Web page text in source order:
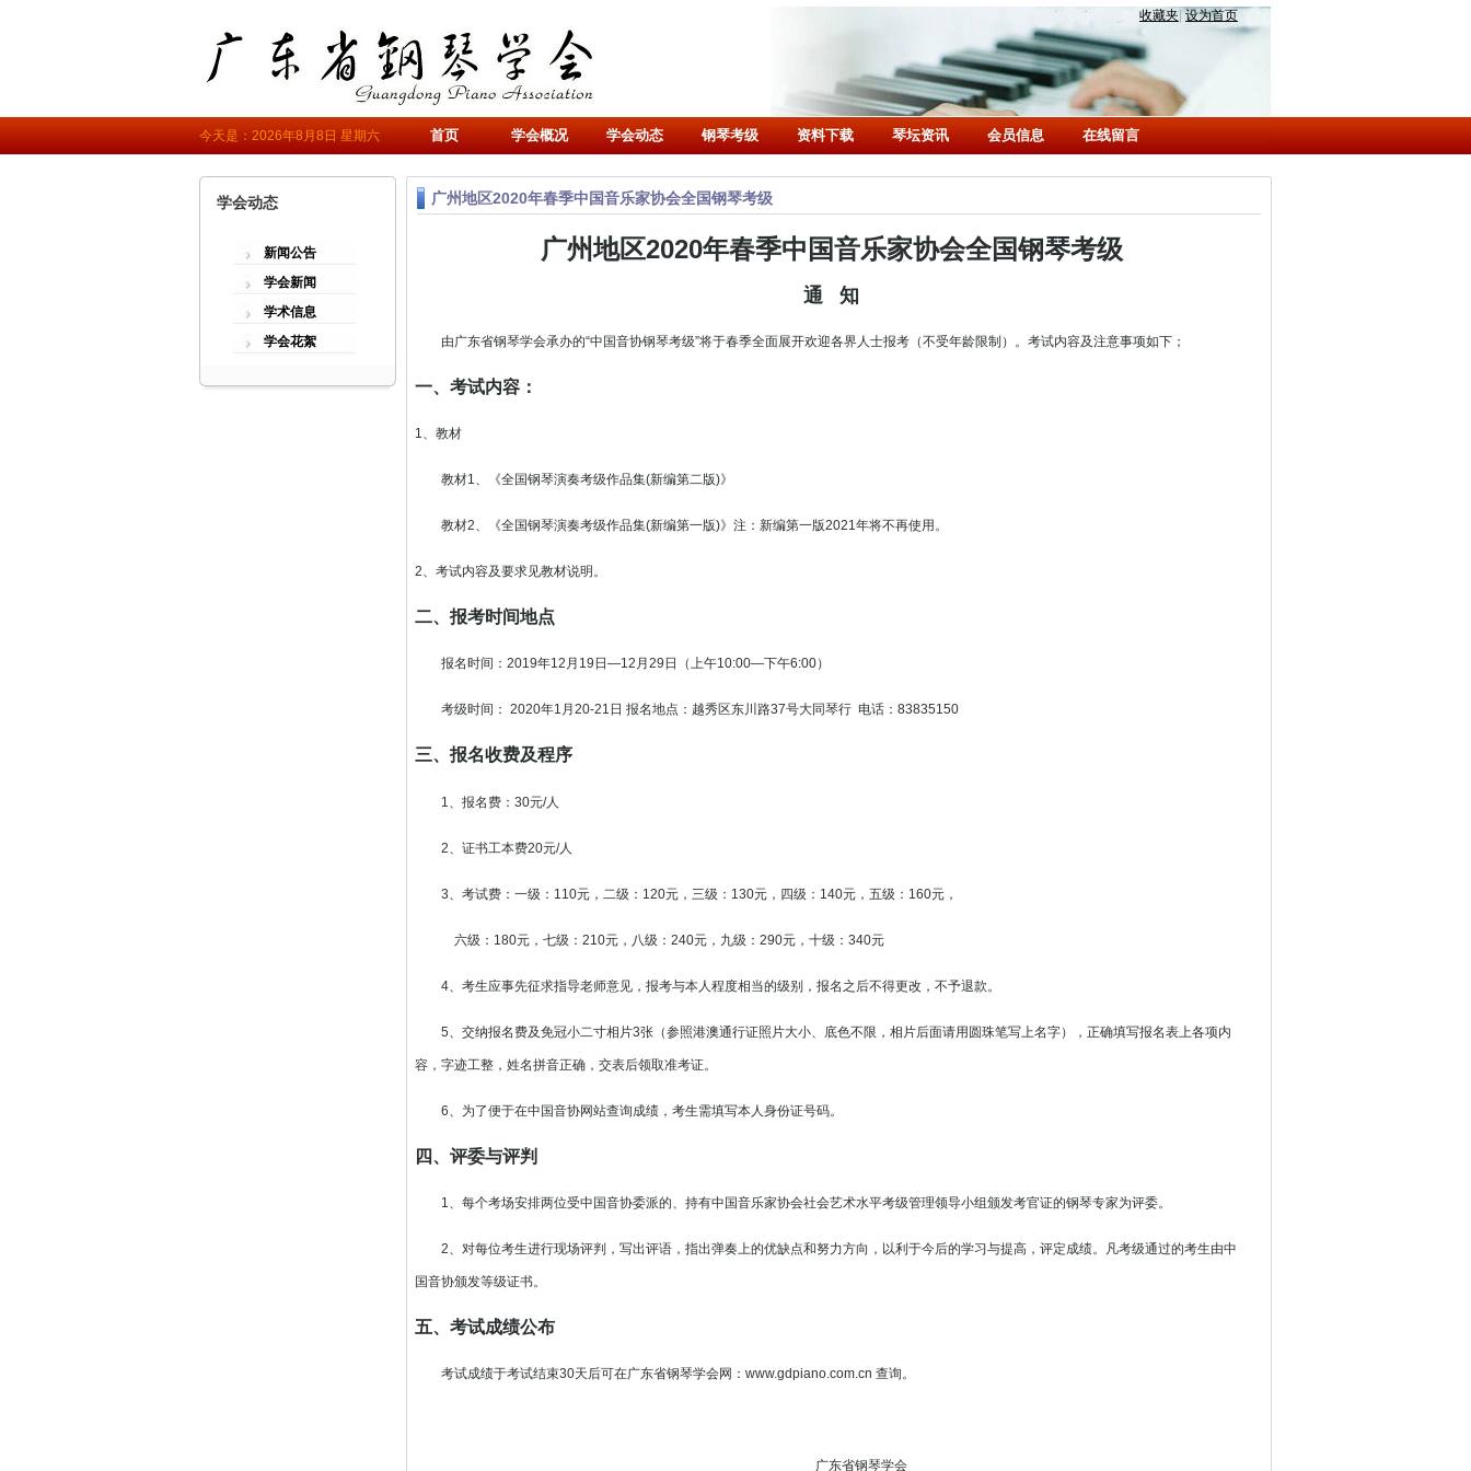
收藏夹 设为首页
今天是：2026年8月8日 星期六 首页 学会概况 学会动态 钢琴考级 资料下载 琴坛资讯 会员信息 在线留言
学会动态
新闻公告
学会新闻
学术信息
学会花絮
广州地区2020年春季中国音乐家协会全国钢琴考级
广州地区2020年春季中国音乐家协会全国钢琴考级
通 知
由广东省钢琴学会承办的“中国音协钢琴考级”将于春季全面展开欢迎各界人士报考（不受年龄限制）。考试内容及注意事项如下；
一、考试内容：
1、教材
教材1、《全国钢琴演奏考级作品集(新编第二版)》
教材2、《全国钢琴演奏考级作品集(新编第一版)》注：新编第一版2021年将不再使用。
2、考试内容及要求见教材说明。
二、报考时间地点
报名时间：2019年12月19日—12月29日（上午10:00—下午6:00）
考级时间： 2020年1月20-21日 报名地点：越秀区东川路37号大同琴行 电话：83835150
三、报名收费及程序
1、报名费：30元/人
2、证书工本费20元/人
3、考试费：一级：110元，二级：120元，三级：130元，四级：140元，五级：160元，
六级：180元，七级：210元，八级：240元，九级：290元，十级：340元
4、考生应事先征求指导老师意见，报考与本人程度相当的级别，报名之后不得更改，不予退款。
5、交纳报名费及免冠小二寸相片3张（参照港澳通行证照片大小、底色不限，相片后面请用圆珠笔写上名字），正确填写报名表上各项内
容，字迹工整，姓名拼音正确，交表后领取准考证。
6、为了便于在中国音协网站查询成绩，考生需填写本人身份证号码。
四、评委与评判
1、每个考场安排两位受中国音协委派的、持有中国音乐家协会社会艺术水平考级管理领导小组颁发考官证的钢琴专家为评委。
2、对每位考生进行现场评判，写出评语，指出弹奏上的优缺点和努力方向，以利于今后的学习与提高，评定成绩。凡考级通过的考生由中
国音协颁发等级证书。
五、考试成绩公布
考试成绩于考试结束30天后可在广东省钢琴学会网：www.gdpiano.com.cn 查询。
广东省钢琴学会